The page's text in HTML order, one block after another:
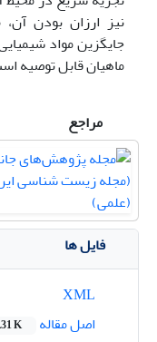
نیز ارزان بودن
جایگزین مواد
ماهیان قابل توصیه
مراجع
فایل ها
اصل مقاله
K